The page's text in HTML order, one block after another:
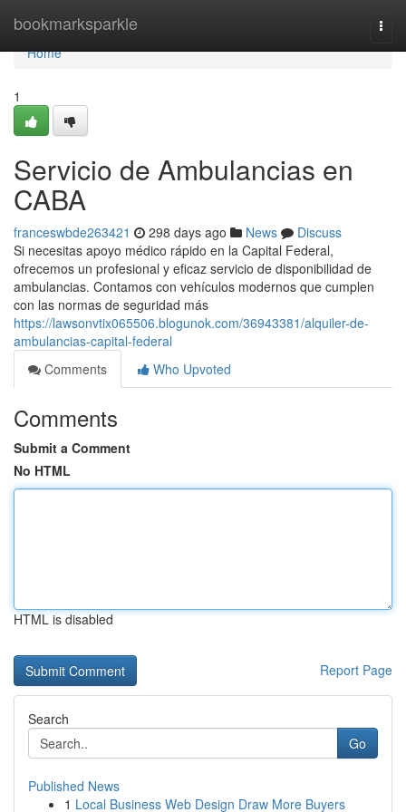
bookmarksparkle
Home
Home
1
Servicio de Ambulancias en
CABA
franceswbde263421 298 days ago News
Discuss
Si necesitas apoyo médico rápido en la Capital Federal,
ofrecemos un profesional y eficaz servicio de disponibilidad de
ambulancias. Contamos con vehículos modernos que cumplen
con las normas de seguridad más
https://lawsonvtix065506.blogunok.com/36943381/alquiler-de-
ambulancias-capital-federal
Comments
Who Upvoted
Comments
Submit a Comment
No HTML
HTML is disabled
Report Page
Search
Go
Published News
1 Local Business Web Design Draw More Buyers